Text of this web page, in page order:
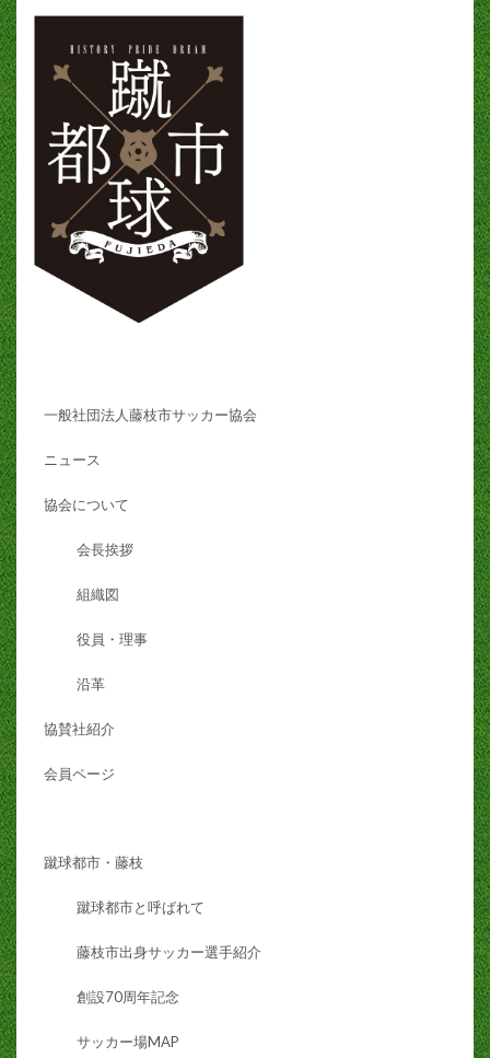
一般社団法人藤枝市サッカー協会
ニュース
協会について
会長挨拶
組織図
役員・理事
沿革
協賛社紹介
会員ページ
蹴球都市・藤枝
蹴球都市と呼ばれて
藤枝市出身サッカー選手紹介
創設70周年記念
サッカー場MAP